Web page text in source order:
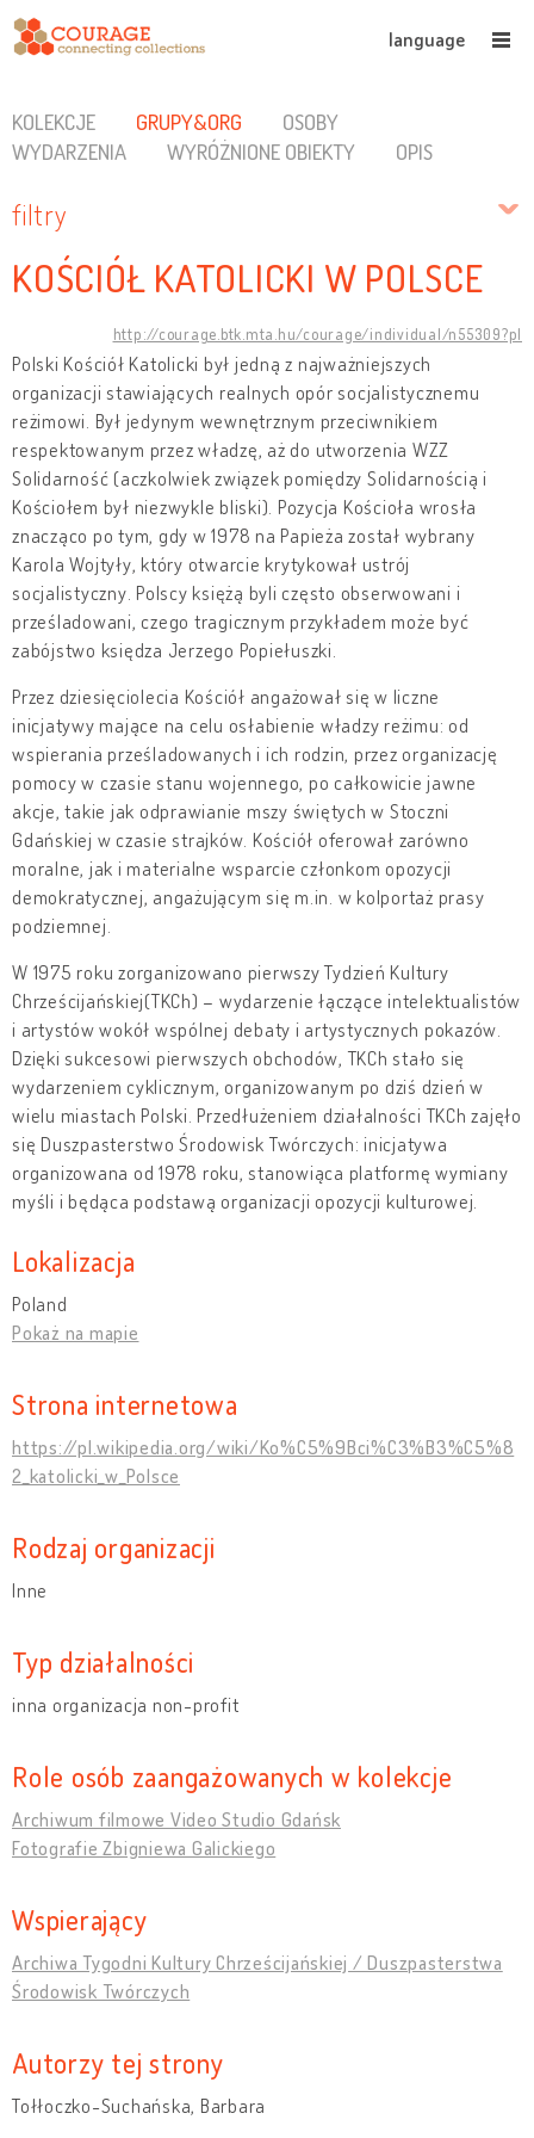
language
KOLEKCJE GRUPY&ORG
OSOBY
WYDARZENIA
WYRÓŻNIONE OBIEKTY OPIS
filtry
KOŚCIÓŁ KATOLICKI W POLSCE
http://courage.btk.mta.hu/courage/individual/n55309?pl
Polski Kościół Katolicki był jedną z najważniejszych
organizacji stawiających realnych opór socjalistycznemu
reżimowi. Był jedynym wewnętrznym przeciwnikiem
respektowanym przez władzę, aż do utworzenia WZZ
Solidarność (aczkolwiek związek pomiędzy Solidarnością i
Kościołem był niezwykle bliski). Pozycja Kościoła wrosła
znacząco po tym, gdy w 1978 na Papieża został wybrany
Karola Wojtyły, który otwarcie krytykował ustrój
socjalistyczny. Polscy księżą byli często obserwowani i
prześladowani, czego tragicznym przykładem może być
zabójstwo księdza Jerzego Popiełuszki.
Przez dziesięciolecia Kościół angażował się w liczne
inicjatywy mające na celu osłabienie władzy reżimu: od
wspierania prześladowanych i ich rodzin, przez organizację
pomocy w czasie stanu wojennego, po całkowicie jawne
akcje, takie jak odprawianie mszy świętych w Stoczni
Gdańskiej w czasie strajków. Kościół oferował zarówno
moralne, jak i materialne wsparcie członkom opozycji
demokratycznej, angażującym się m.in. w kolportaż prasy
podziemnej.
W 1975 roku zorganizowano pierwszy Tydzień Kultury
Chrześcijańskiej(TKCh) – wydarzenie łączące intelektualistów
i artystów wokół wspólnej debaty i artystycznych pokazów.
Dzięki sukcesowi pierwszych obchodów, TKCh stało się
wydarzeniem cyklicznym, organizowanym po dziś dzień w
wielu miastach Polski. Przedłużeniem działalności TKCh zajęło
się Duszpasterstwo Środowisk Twórczych: inicjatywa
organizowana od 1978 roku, stanowiąca platformę wymiany
myśli i będąca podstawą organizacji opozycji kulturowej.
Lokalizacja
Poland
Pokaż na mapie
Strona internetowa
https://pl.wikipedia.org/wiki/Ko%C5%9Bci%C3%B3%C5%8
2_katolicki_w_Polsce
Rodzaj organizacji
Inne
Typ działalności
inna organizacja non-profit
Role osób zaangażowanych w kolekcje
Archiwum filmowe Video Studio Gdańsk
Fotografie Zbigniewa Galickiego
Wspierający
Archiwa Tygodni Kultury Chrześcijańskiej / Duszpasterstwa
Środowisk Twórczych
Autorzy tej strony
Tołłoczko-Suchańska, Barbara